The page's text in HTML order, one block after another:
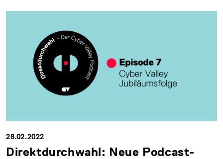
28.02.2022
Direktdurchwahl: Neue Podcast-